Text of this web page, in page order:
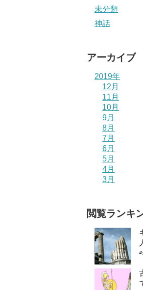
未分類
神話
アーカイブ
2019年
12月
11月
10月
9月
8月
7月
6月
5月
4月
3月
閲覧ランキ
4